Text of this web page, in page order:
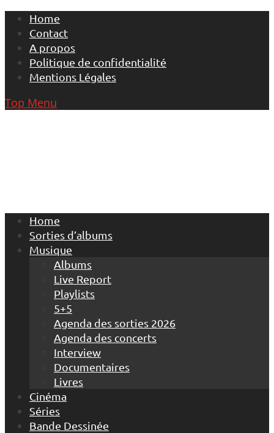
Skip
content
Home
Contact
A propos
Politique de confidentialité
Mentions Légales
Top Menu
Home
Sorties d’albums
Musique
Albums
Live Report
Playlists
5+5
Agenda des sorties 2026
Agenda des concerts
Interview
Documentaires
Livres
Cinéma
Séries
Bande Dessinée